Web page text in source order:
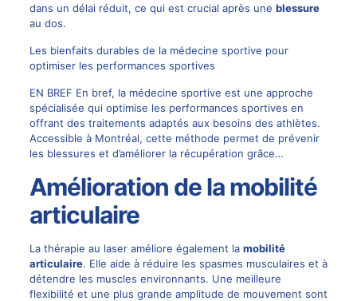
dans un délai réduit, ce qui est crucial après une blessure
au dos.
Les bienfaits durables de la médecine sportive pour
optimiser les performances sportives
EN BREF En bref, la médecine sportive est une approche
spécialisée qui optimise les performances sportives en
offrant des traitements adaptés aux besoins des athlètes.
Accessible à Montréal, cette méthode permet de prévenir
les blessures et d’améliorer la récupération grâce…
Amélioration de la mobilité
articulaire
La thérapie au laser améliore également la mobilité
articulaire. Elle aide à réduire les spasmes musculaires et à
détendre les muscles environnants. Une meilleure
flexibilité et une plus grande amplitude de mouvement sont